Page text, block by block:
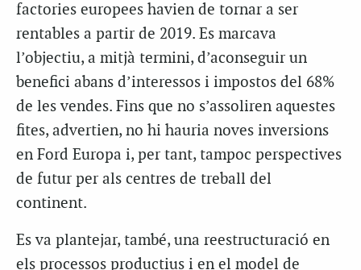
factories europees havien de tornar a ser
rentables a partir de 2019. Es marcava
l’objectiu, a mitjà termini, d’aconseguir un
benefici abans d’interessos i impostos del 68%
de les vendes. Fins que no s’assoliren aquestes
fites, advertien, no hi hauria noves inversions
en Ford Europa i, per tant, tampoc perspectives
de futur per als centres de treball del
continent.
Es va plantejar, també, una reestructuració en
els processos productius i en el model de